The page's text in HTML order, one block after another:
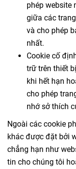
phép website
giữa các
và cho phép
nhất.
Cookie cố
trữ trên thiết
khi hết hạn
cho phép
nhớ sở thích
Ngoài các cookie
khác được đặt bởi
chẳng hạn như
tin cho chúng tôi